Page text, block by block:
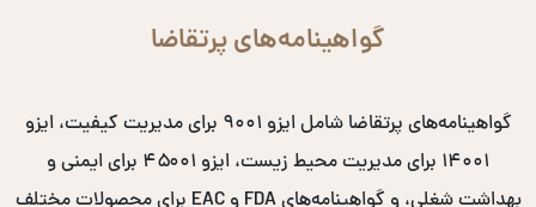
گواهینامه‌های پرتقاضا
گواهینامه‌های پرتقاضا شامل ایزو ۹۰۰۱ برای مدیریت کیفیت، ایزو
۱۴۰۰۱ برای مدیریت محیط زیست، ایزو ۴۵۰۰۱ برای ایمنی و
بهداشت شغلی، و گواهینامه‌های FDA و EAC برای محصولات مختلف